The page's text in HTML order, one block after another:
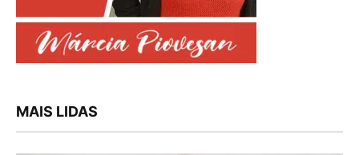
MAIS LIDAS